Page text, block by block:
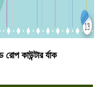
রোপ কাউন্টার র্যাক